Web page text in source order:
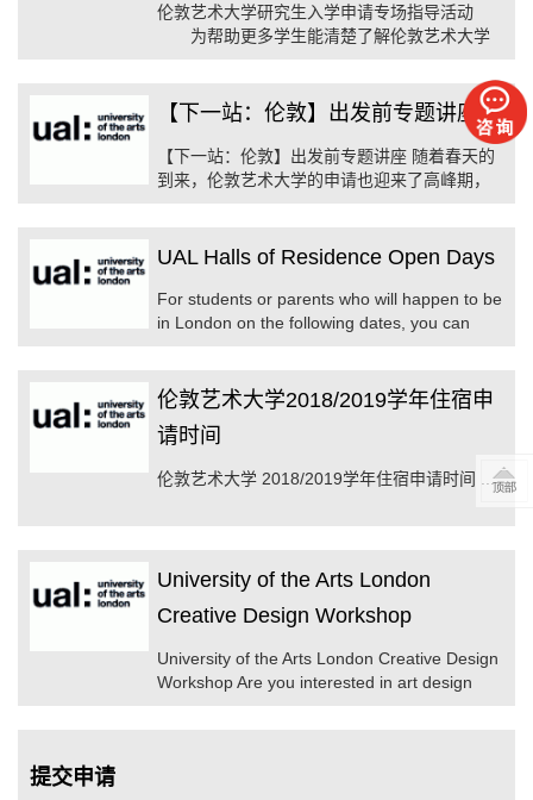
伦敦艺术大学研究生入学申请专场指导活动
为帮助更多学生能清楚了解伦敦艺术大学
【下一站：伦敦】出发前专题讲座
【下一站：伦敦】出发前专题讲座 随着春天的
到来，伦敦艺术大学的申请也迎来了高峰期，
UAL Halls of Residence Open Days
For students or parents who will happen to be
in London on the following dates, you can
students that l ...
伦敦艺术大学2018/2019学年住宿申
请时间
伦敦艺术大学 2018/2019学年住宿申请时间 ...
University of the Arts London
Creative Design Workshop
University of the Arts London Creative Design
Workshop Are you interested in art design
提交申请